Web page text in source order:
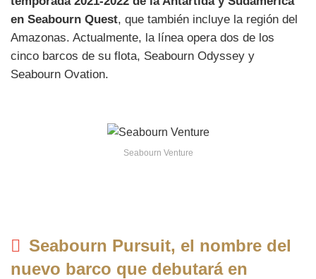
en Seabourn Quest, que también incluye la región del
Amazonas. Actualmente, la línea opera dos de los
cinco barcos de su flota, Seabourn Odyssey y
Seabourn Ovation.
Seabourn Venture
Seabourn Pursuit, el nombre del
nuevo barco que debutará en